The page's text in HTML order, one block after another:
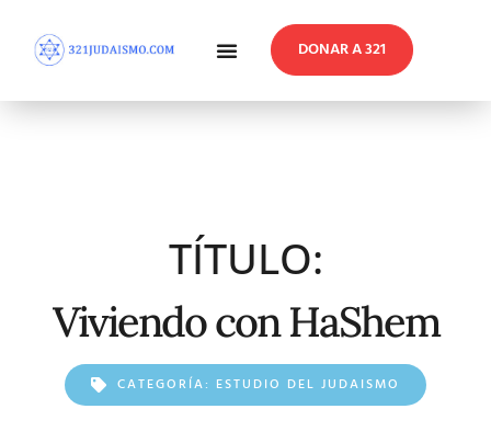
DONAR A 321
TÍTULO:
Viviendo con HaShem
CATEGORÍA: ESTUDIO DEL JUDAISMO